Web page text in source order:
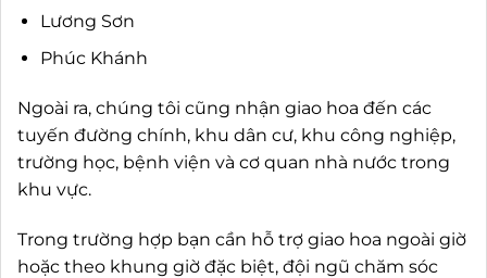
Lương Sơn
Phúc Khánh
Ngoài ra, chúng tôi cũng nhận giao hoa đến các
tuyến đường chính, khu dân cư, khu công nghiệp,
trường học, bệnh viện và cơ quan nhà nước trong
khu vực.
Trong trường hợp bạn cần hỗ trợ giao hoa ngoài giờ
hoặc theo khung giờ đặc biệt, đội ngũ chăm sóc